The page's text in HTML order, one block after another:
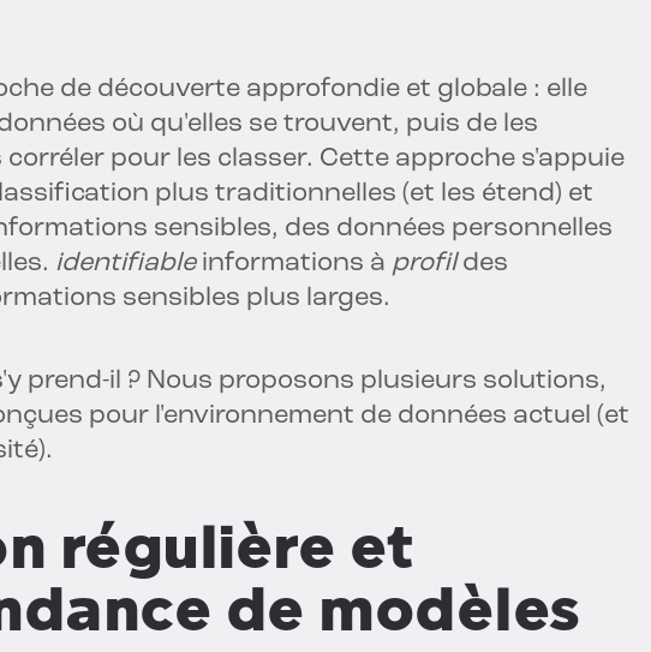
de découverte approfondie et globale : elle
où qu'elles se trouvent, puis de les
pour les classer. Cette approche s'appuie
plus traditionnelles (et les étend) et
sensibles, des données personnelles
identifiableinformations à profildes
sensibles plus larges.
prend-il ? Nous proposons plusieurs solutions,
pour l'environnement de données actuel (et
régulière et
de modèles